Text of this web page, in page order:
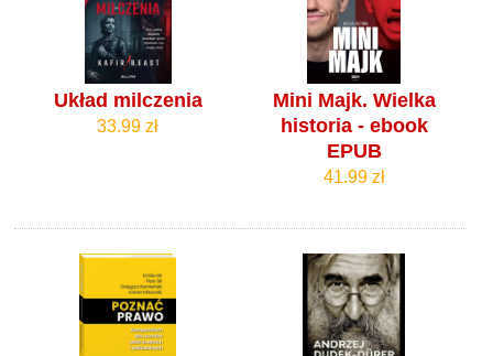
Układ milczenia
33.99 zł
Mini Majk. Wielka
historia - ebook
EPUB
41.99 zł